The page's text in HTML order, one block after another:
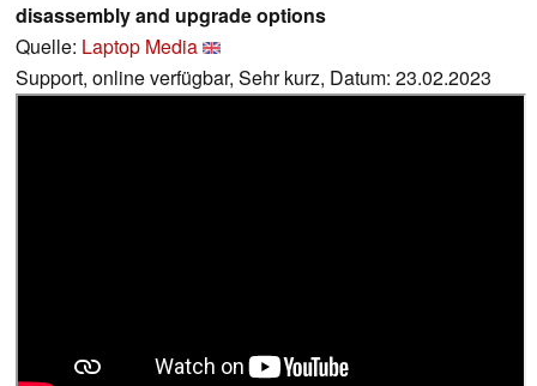
disassembly and upgrade options
Quelle: Laptop Media
Support, online verfügbar, Sehr kurz, Datum: 23.02.2023